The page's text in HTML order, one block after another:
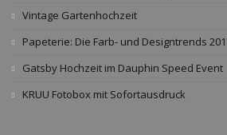
Vintage Gartenhochzeit
Papeterie: Die Farb- und Designtrends
Gatsby Hochzeit im Dauphin Speed Event
KRUU Fotobox mit Sofortausdruck